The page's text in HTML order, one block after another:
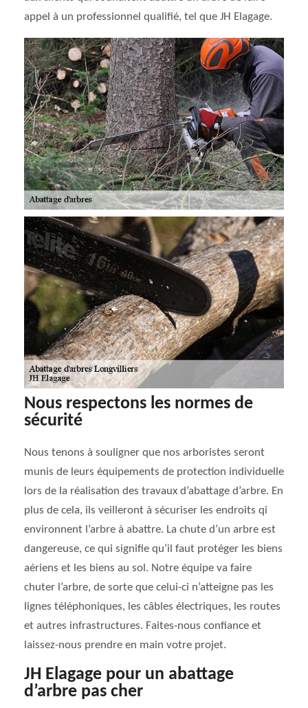
appel à un professionnel qualifié, tel que JH Elagage.
Nous respectons les normes de
sécurité
Nous tenons à souligner que nos arboristes seront
munis de leurs équipements de protection individuelle
lors de la réalisation des travaux d’abattage d’arbre. En
plus de cela, ils veilleront à sécuriser les endroits qi
environnent l’arbre à abattre. La chute d’un arbre est
dangereuse, ce qui signifie qu’il faut protéger les biens
aériens et les biens au sol. Notre équipe va faire
chuter l’arbre, de sorte que celui-ci n’atteigne pas les
lignes téléphoniques, les câbles électriques, les routes
et autres infrastructures. Faites-nous confiance et
laissez-nous prendre en main votre projet.
JH Elagage pour un abattage
d’arbre pas cher